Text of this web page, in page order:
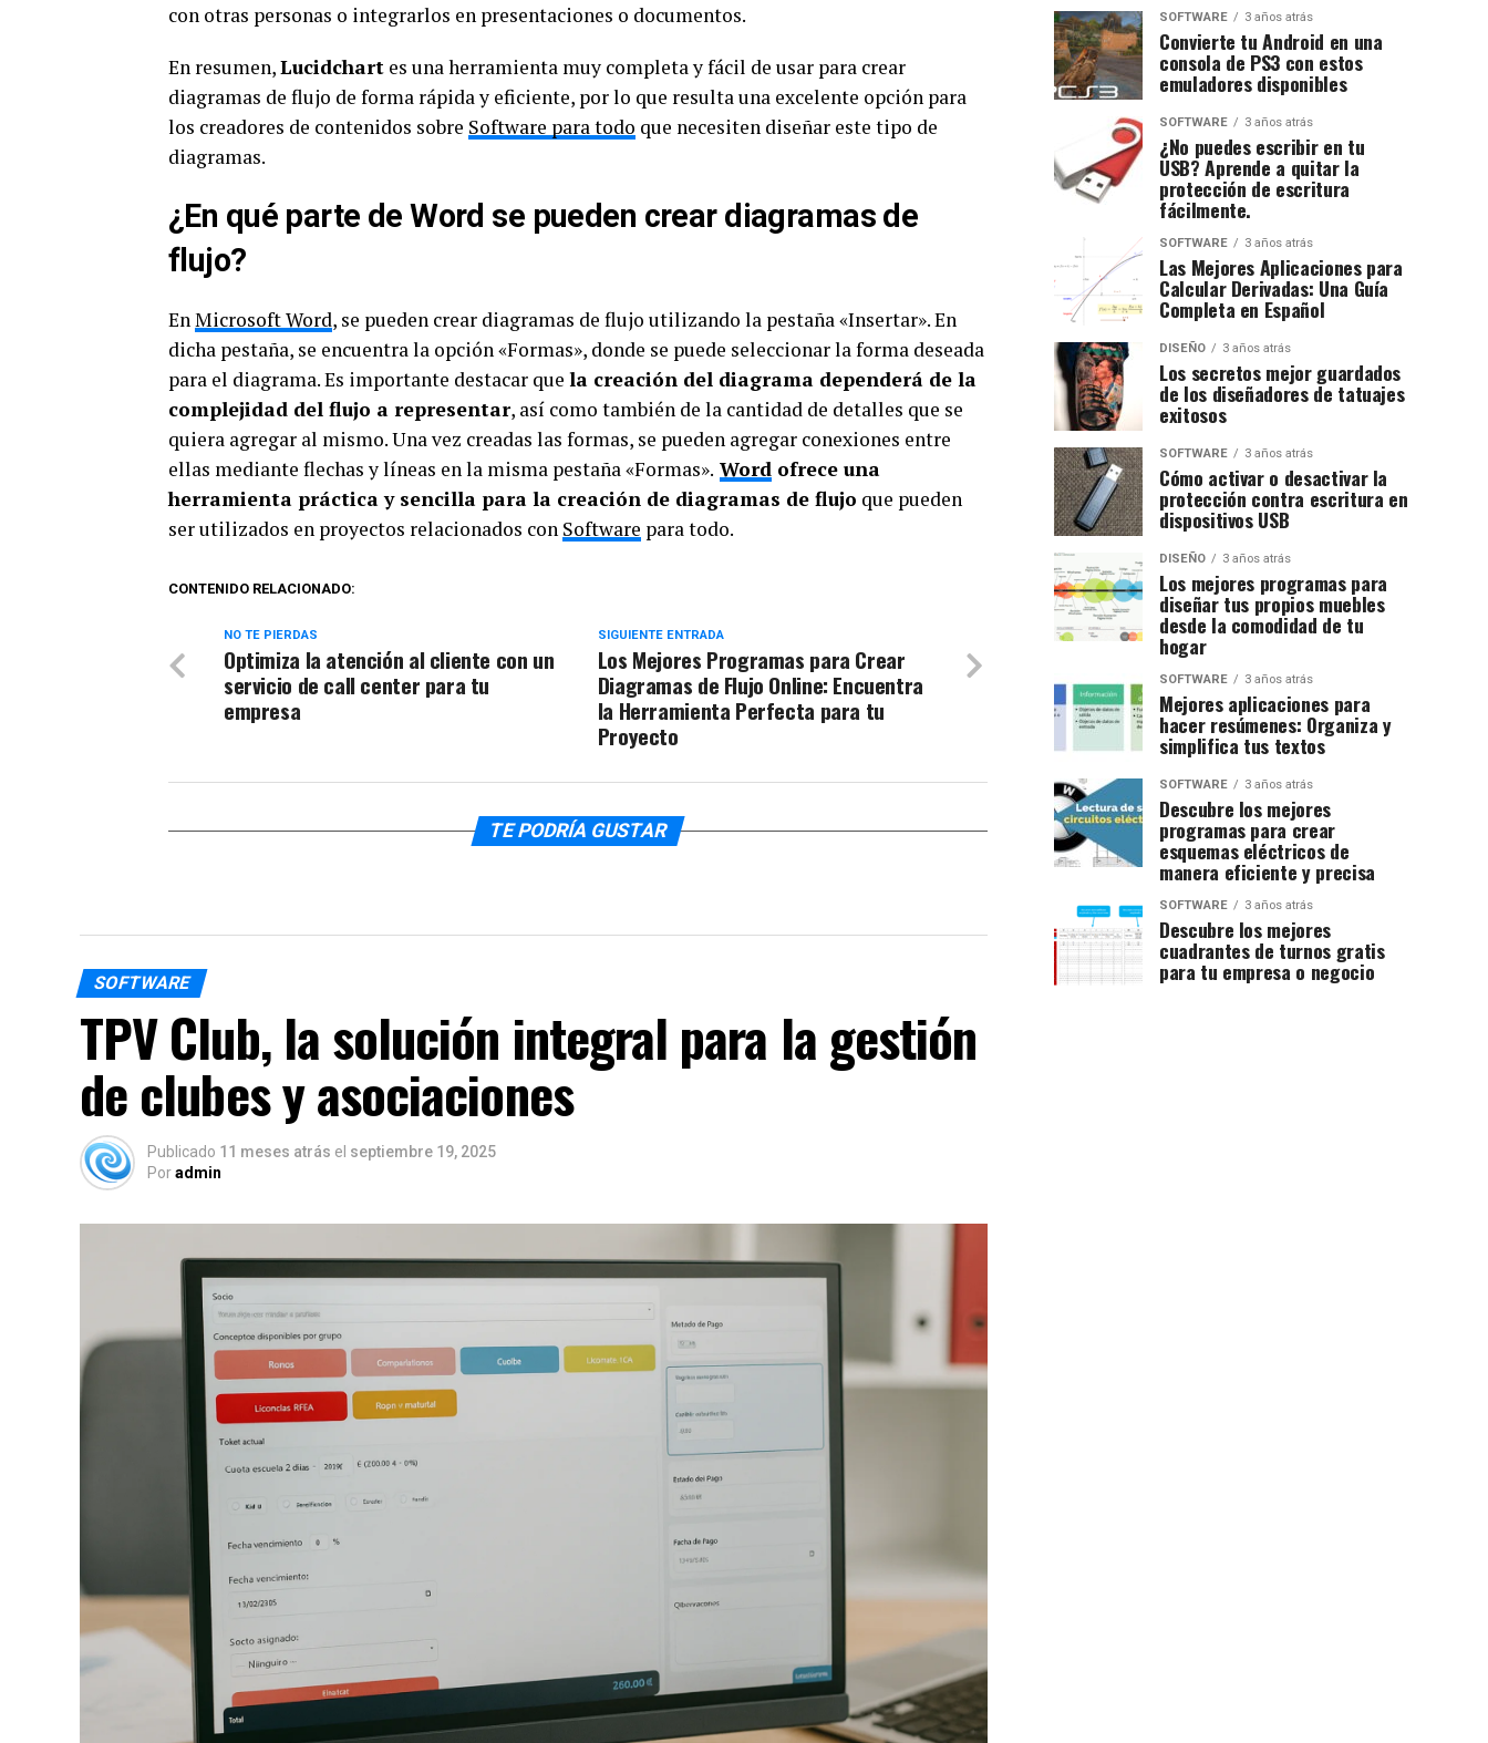
con otras personas o integrarlos en presentaciones o documentos.
En resumen,Lucidchart es una herramienta muy completa y fácil de usar para crear
diagramas de flujo de forma rápida y eficiente, por lo que resulta una excelente opción para
los creadores de contenidos sobre Software para todo que necesiten diseñar este tipo de
diagramas.
¿En qué parte de Word se pueden crear diagramas de
flujo?
EnMicrosoft Word, se pueden crear diagramas de flujo utilizando la pestaña «Insertar». En
dicha pestaña, se encuentra la opción «Formas», donde se puede seleccionar la forma deseada
para el diagrama. Es importante destacar que la creación del diagrama dependerá de la
complejidad del flujo a representar, así como también de la cantidad de detalles que se
quiera agregar al mismo. Una vez creadas las formas, se pueden agregar conexiones entre
ellas mediante flechas y líneas en la misma pestaña «Formas». Word ofrece una
herramienta práctica y sencilla para la creación de diagramas de flujo que pueden
ser utilizados en proyectos relacionados con Software para todo.
CONTENIDO RELACIONADO:
SIGUIENTE ENTRADA
Los Mejores Programas para Crear
Diagramas de Flujo Online: Encuentra
la Herramienta Perfecta para tu
Proyecto
NO TE PIERDAS
Optimiza la atención al cliente con un
servicio de call center para tu
empresa
TE PODRÍA GUSTAR
SOFTWARE
TPV Club, la solución integral para la gestión
de clubes y asociaciones
Publicado 11 meses atrás el septiembre 19, 2025
Poradmin
SOFTWARE 3 años atrás
Convierte tu Android en una
consola de PS3 con estos
emuladores disponibles
SOFTWARE 3 años atrás
¿No puedes escribir en tu
USB? Aprende a quitar la
protección de escritura
fácilmente.
SOFTWARE 3 años atrás
Las Mejores Aplicaciones para
Calcular Derivadas: Una Guía
Completa en Español
DISEÑO 3 años atrás
Los secretos mejor guardados
de los diseñadores de tatuajes
exitosos
SOFTWARE 3 años atrás
Cómo activar o desactivar la
protección contra escritura en
dispositivos USB
DISEÑO 3 años atrás
Los mejores programas para
diseñar tus propios muebles
desde la comodidad de tu
hogar
SOFTWARE 3 años atrás
Mejores aplicaciones para
hacer resúmenes: Organiza y
simplifica tus textos
SOFTWARE 3 años atrás
Descubre los mejores
programas para crear
esquemas eléctricos de
manera eficiente y precisa
SOFTWARE 3 años atrás
Descubre los mejores
cuadrantes de turnos gratis
para tu empresa o negocio